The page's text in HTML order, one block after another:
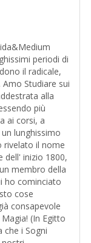
Ognuno di
Boat da
e VIP👑
la
tariffa al min. di
tariffa al
e i
Evolutiva-
Talismani♔
periodi di
il radicale,
Studiare sui
alla
più
ai corsi, a
lunghissimo
rivelato il nome
dell' inizio 1800,
membro della
ho cominciato
cose
consapevole
(In Egitto
che i Sogni